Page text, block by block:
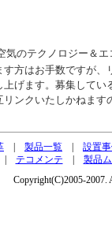
のテクノロジー＆
方はお手数ですが
げます。募集して
ンクいたしかねます
製品一覧
設置
テコメンテ
製品
Copyright(C)2005-